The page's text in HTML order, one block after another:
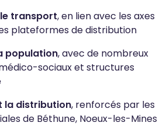
transport, en lien avec les axes
plateformes de distribution
population, avec de nombreux
sociaux et structures
la distribution, renforcés par les
de Béthune, Noeux-les-Mines